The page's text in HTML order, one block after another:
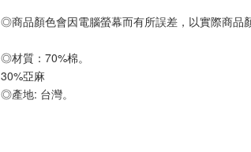
◎商品顏色會因電腦螢幕而有所誤差，以實際商品
◎材質：70%棉。
30%亞麻
◎產地: 台灣。